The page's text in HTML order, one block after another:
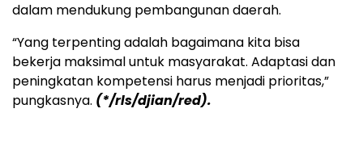
dalam mendukung pembangunan daerah.
“Yang terpenting adalah bagaimana kita bisa
bekerja maksimal untuk masyarakat. Adaptasi dan
peningkatan kompetensi harus menjadi prioritas,”
pungkasnya. (*/rls/djian/red).